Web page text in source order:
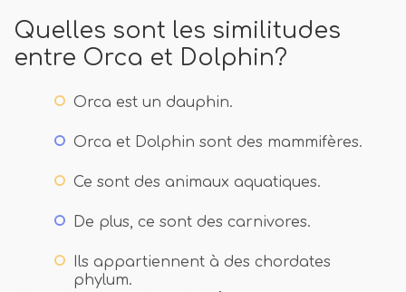
Quelles sont les similitudes
entre Orca et Dolphin?
Orca est un dauphin.
Orca et Dolphin sont des mammifères.
Ce sont des animaux aquatiques.
De plus, ce sont des carnivores.
Ils appartiennent à des chordates
phylum.